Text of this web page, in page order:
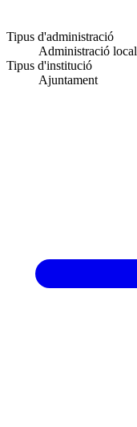
Tipus d'administració
Administració local
Tipus d'institució
Ajuntament